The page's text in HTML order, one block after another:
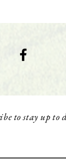
to stay up to